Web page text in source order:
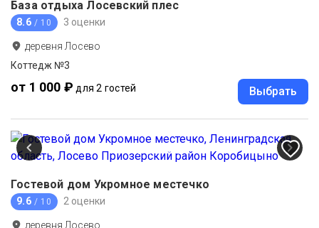
База отдыха Лосевский плес
8.6 / 10 3 оценки
деревня Лосево
Коттедж №3
от 1 000 ₽ для 2 гостей Выбрать
Гостевой дом Укромное местечко
9.6 / 10 2 оценки
деревня Лосево